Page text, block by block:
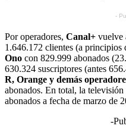
-
Por operadores, Canal+ vuelve
1.646.172 clientes (a principios
Ono con 829.999 abonados
630.324 suscriptores (antes
R, Orange y demás
abonados. En total, la
abonados a fecha de marzo de
-